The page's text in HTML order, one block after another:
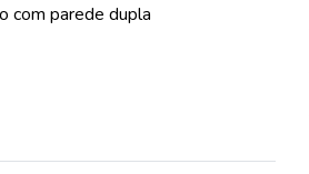
com parede dupla